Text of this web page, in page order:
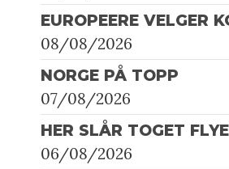
EUROPEERE VELGER
08/08/2026
NORGE PÅ TOPP
07/08/2026
HER SLÅR TOGET
06/08/2026